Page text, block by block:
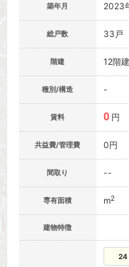
築年月 2023
総戸数 33戸
階建 12階建
種別/構造 -
賃料 0 円
共益費/管理費 0円
間取り --
専有面積 m2
建物特徴
24